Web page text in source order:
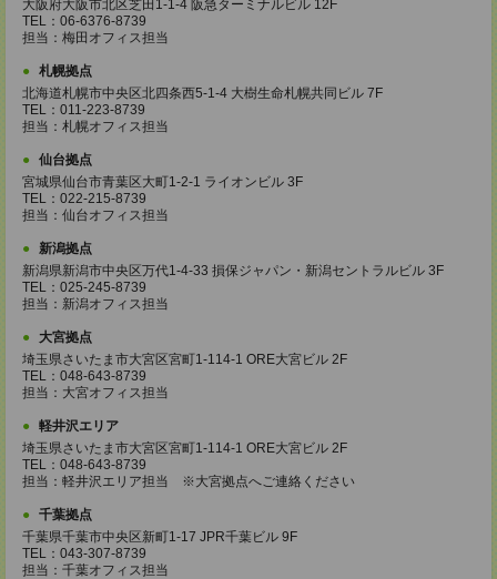
大阪府大阪市北区芝田1-1-4 阪急ターミナルビル 12F
TEL：06-6376-8739
担当：梅田オフィス担当
札幌拠点
北海道札幌市中央区北四条西5-1-4 大樹生命札幌共同ビル 7F
TEL：011-223-8739
担当：札幌オフィス担当
仙台拠点
宮城県仙台市青葉区大町1-2-1 ライオンビル 3F
TEL：022-215-8739
担当：仙台オフィス担当
新潟拠点
新潟県新潟市中央区万代1-4-33 損保ジャパン・新潟セントラルビル 3F
TEL：025-245-8739
担当：新潟オフィス担当
大宮拠点
埼玉県さいたま市大宮区宮町1-114-1 ORE大宮ビル 2F
TEL：048-643-8739
担当：大宮オフィス担当
軽井沢エリア
埼玉県さいたま市大宮区宮町1-114-1 ORE大宮ビル 2F
TEL：048-643-8739
担当：軽井沢エリア担当 ※大宮拠点へご連絡ください
千葉拠点
千葉県千葉市中央区新町1-17 JPR千葉ビル 9F
TEL：043-307-8739
担当：千葉オフィス担当